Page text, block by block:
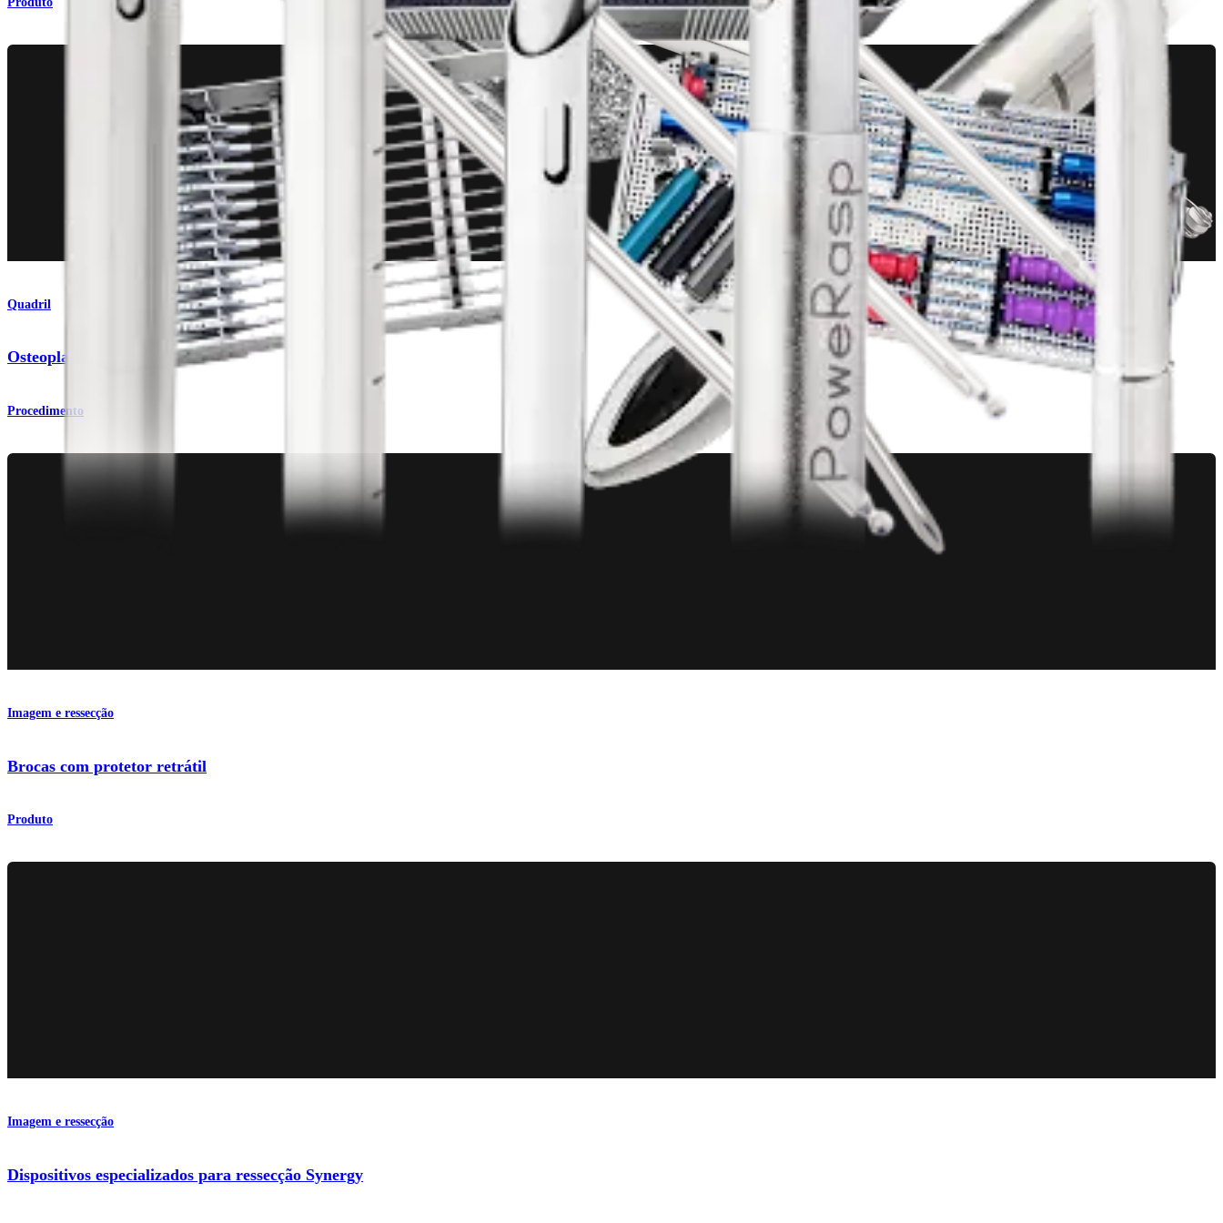
Quadril
Osteoplastia
Procedimento
Imagem e ressecção
Brocas com protetor retrátil
Produto
Imagem e ressecção
Dispositivos especializados para ressecção Synergy